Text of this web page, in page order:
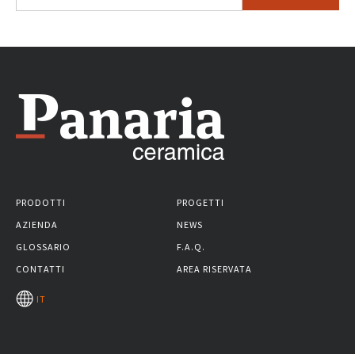
PRODOTTI
PROGETTI
AZIENDA
NEWS
GLOSSARIO
F.A.Q.
CONTATTI
AREA RISERVATA
IT